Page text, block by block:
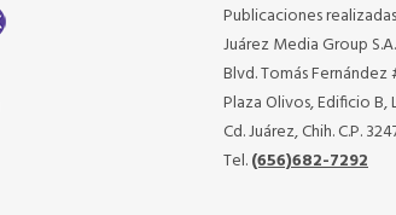
Publicaciones
Juárez Media Group
Blvd. Tomás Fernández
Plaza Olivos, Edificio B,
Cd. Juárez, Chih. C.P.
Tel.(656)682-7292